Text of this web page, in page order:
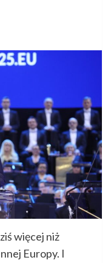
więcej niż
Europy. I